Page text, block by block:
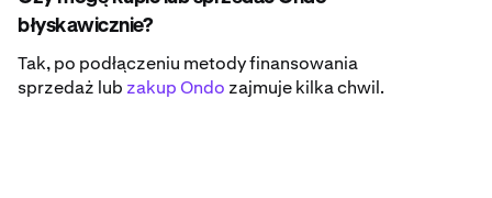
błyskawicznie?
Tak, po podłączeniu metody finansowania
sprzedaż lub zakup Ondo zajmuje kilka chwil.